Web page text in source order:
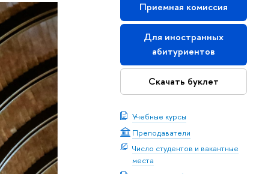
Приемная комиссия
Для иностранных
абитуриентов
Скачать буклет
Учебные курсы
Преподаватели
Число студентов и вакантные
места